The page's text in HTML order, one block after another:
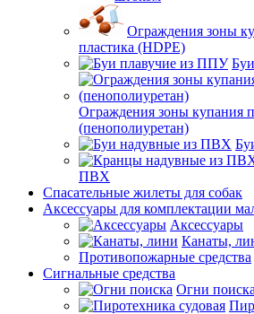
Ограждения зоны
пластика (HDPE)
Ограждения зоны купания
(пенополиуретан)
ПВХ
Спасательные жилеты для собак
Аксессуары для комплектации
Аксессуары
Канаты,
Противопожарные средства
Сигнальные средства
Огни поиска